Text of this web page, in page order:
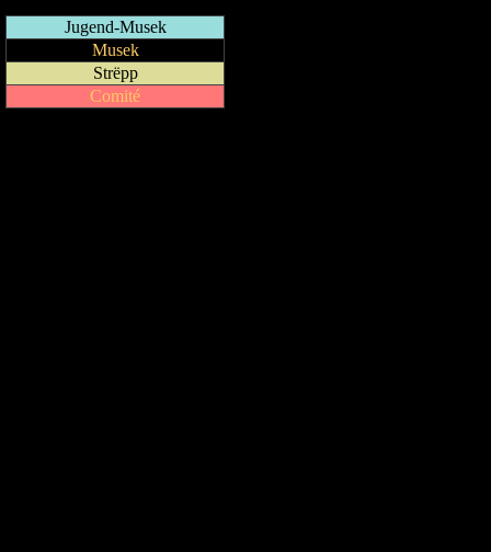
Jugend-Musek
Musek
Strëpp
Comité